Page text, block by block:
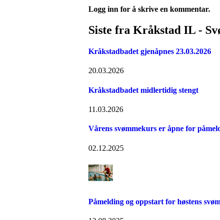
Logg inn for å skrive en kommentar.
Siste fra Kråkstad IL -
Kråkstadbadet gjenåpnes 23.03.2026
20.03.2026
Kråkstadbadet midlertidig stengt
11.03.2026
Vårens svømmekurs er åpne for
02.12.2025
Påmelding og oppstart for høstens